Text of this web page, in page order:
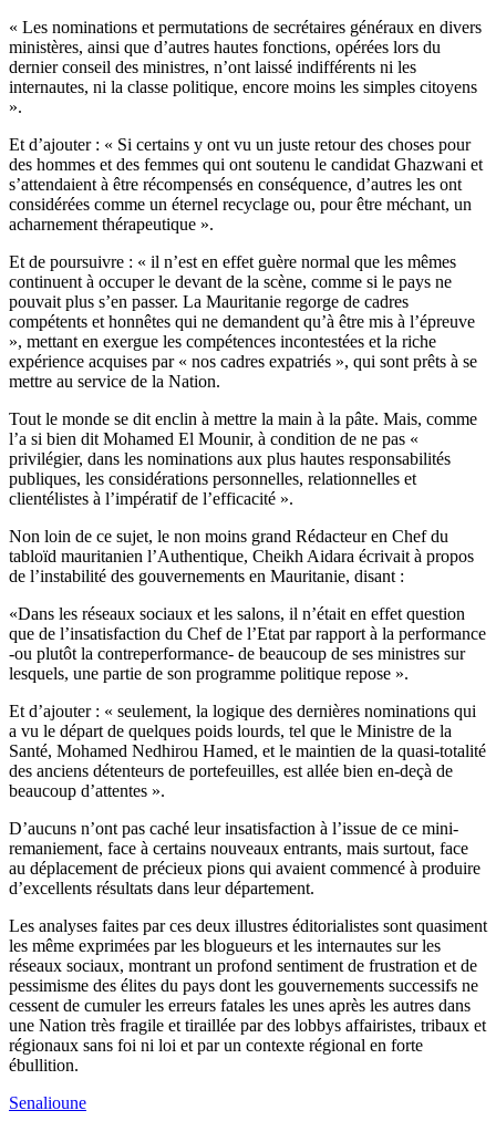
« Les nominations et permutations de secrétaires généraux en divers
ministères, ainsi que d’autres hautes fonctions, opérées lors du
dernier conseil des ministres, n’ont laissé indifférents ni les
internautes, ni la classe politique, encore moins les simples citoyens
».
Et d’ajouter : « Si certains y ont vu un juste retour des choses pour
des hommes et des femmes qui ont soutenu le candidat Ghazwani et
s’attendaient à être récompensés en conséquence, d’autres les ont
considérées comme un éternel recyclage ou, pour être méchant, un
acharnement thérapeutique ».
Et de poursuivre : « il n’est en effet guère normal que les mêmes
continuent à occuper le devant de la scène, comme si le pays ne
pouvait plus s’en passer. La Mauritanie regorge de cadres
compétents et honnêtes qui ne demandent qu’à être mis à l’épreuve
», mettant en exergue les compétences incontestées et la riche
expérience acquises par « nos cadres expatriés », qui sont prêts à se
mettre au service de la Nation.
Tout le monde se dit enclin à mettre la main à la pâte. Mais, comme
l’a si bien dit Mohamed El Mounir, à condition de ne pas «
privilégier, dans les nominations aux plus hautes responsabilités
publiques, les considérations personnelles, relationnelles et
clientélistes à l’impératif de l’efficacité ».
Non loin de ce sujet, le non moins grand Rédacteur en Chef du
tabloïd mauritanien l’Authentique, Cheikh Aidara écrivait à propos
de l’instabilité des gouvernements en Mauritanie, disant :
«Dans les réseaux sociaux et les salons, il n’était en effet question
que de l’insatisfaction du Chef de l’Etat par rapport à la performance
-ou plutôt la contreperformance- de beaucoup de ses ministres sur
lesquels, une partie de son programme politique repose ».
Et d’ajouter : « seulement, la logique des dernières nominations qui
a vu le départ de quelques poids lourds, tel que le Ministre de la
Santé, Mohamed Nedhirou Hamed, et le maintien de la quasi-totalité
des anciens détenteurs de portefeuilles, est allée bien en-deçà de
beaucoup d’attentes ».
D’aucuns n’ont pas caché leur insatisfaction à l’issue de ce mini-
remaniement, face à certains nouveaux entrants, mais surtout, face
au déplacement de précieux pions qui avaient commencé à produire
d’excellents résultats dans leur département.
Les analyses faites par ces deux illustres éditorialistes sont quasiment
les même exprimées par les blogueurs et les internautes sur les
réseaux sociaux, montrant un profond sentiment de frustration et de
pessimisme des élites du pays dont les gouvernements successifs ne
cessent de cumuler les erreurs fatales les unes après les autres dans
une Nation très fragile et tiraillée par des lobbys affairistes, tribaux et
régionaux sans foi ni loi et par un contexte régional en forte
ébullition.
Senalioune